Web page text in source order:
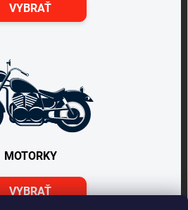
VYBRAŤ
MOTORKY
VYBRAŤ